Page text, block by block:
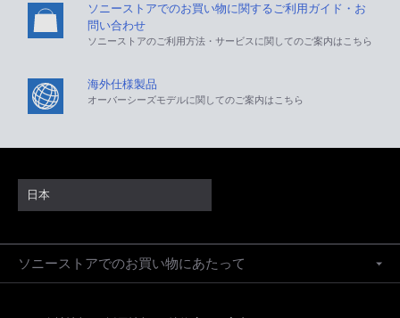
ソニーストアでのお買い物に関するご利用ガイド・お
問い合わせ
ソニーストアのご利用方法・サービスに関してのご案内はこちら
海外仕様製品
オーバーシーズモデルに関してのご案内はこちら
日本
ソニーストアでのお買い物にあたって